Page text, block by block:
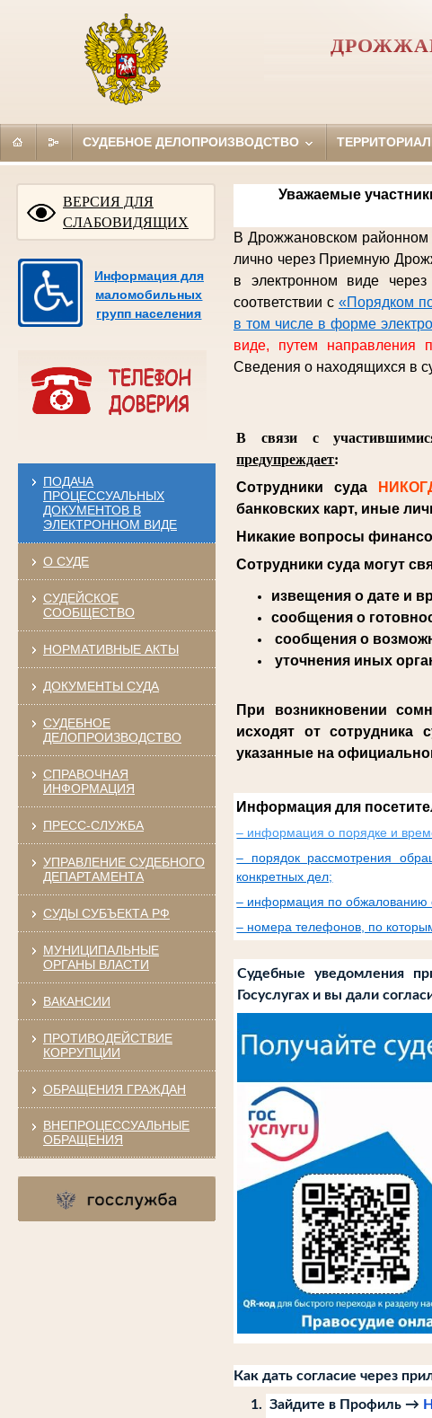
СУДЕБНОЕ ДЕЛОПРОИЗВОДСТВО
ВЕРСИЯ ДЛЯ
СЛАБОВИДЯЩИХ
Информация для
маломобильных
групп населения
ПОДАЧА
ПРОЦЕССУАЛЬНЫХ
ДОКУМЕНТОВ В
ЭЛЕКТРОННОМ ВИДЕ
О СУДЕ
СУДЕЙСКОЕ
СООБЩЕСТВО
НОРМАТИВНЫЕ АКТЫ
ДОКУМЕНТЫ СУДА
СУДЕБНОЕ
ДЕЛОПРОИЗВОДСТВО
СПРАВОЧНАЯ
ИНФОРМАЦИЯ
ПРЕСС-СЛУЖБА
УПРАВЛЕНИЕ СУДЕБНОГО
ДЕПАРТАМЕНТА
СУДЫ СУБЪЕКТА РФ
МУНИЦИПАЛЬНЫЕ
ОРГАНЫ ВЛАСТИ
ВАКАНСИИ
ПРОТИВОДЕЙСТВИЕ
КОРРУПЦИИ
ОБРАЩЕНИЯ ГРАЖДАН
ВНЕПРОЦЕССУАЛЬНЫЕ
ОБРАЩЕНИЯ
Уважаемые
В Дрожжановском районном
лично через Приемную
в электронном виде
соответствии с «Порядком
в том числе в форме
виде, путем направления
Сведения о находящихся в
В связи с
предупреждает:
Сотрудники суда
банковских карт, иные
Никакие вопросы
Сотрудники суда могут
извещения о дате и
сообщения о
сообщения о
уточнения иных
При возникновении
исходят от сотрудника
указанные на
Информация для
– информация о порядке и
– порядок рассмотрения
конкретных дел;
– информация по обжалованию
– номера телефонов, по
Судебные уведомления
Госуслугах и вы дали
Как дать согласие через
Зайдите в Профиль →